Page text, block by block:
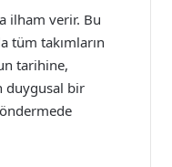
ilham verir. Bu
tüm takımların
tarihine,
duygusal bir